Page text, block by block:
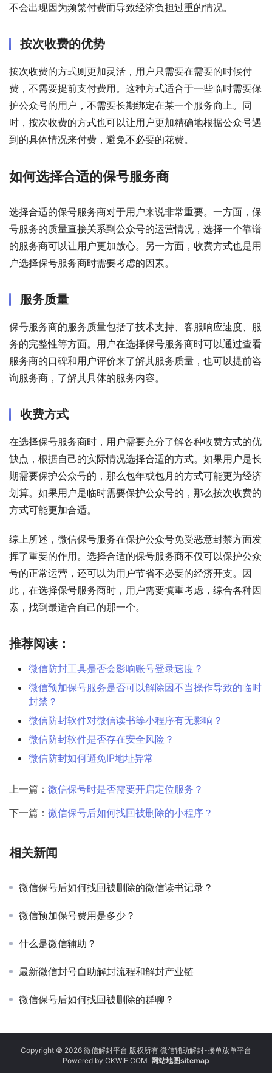
不会出现因为频繁付费而导致经济负担过重的情况。
按次收费的优势
按次收费的方式则更加灵活，用户只需要在需要的时候付
费，不需要提前支付费用。这种方式适合于一些临时需要保
护公众号的用户，不需要长期绑定在某一个服务商上。同
时，按次收费的方式也可以让用户更加精确地根据公众号遇
到的具体情况来付费，避免不必要的花费。
如何选择合适的保号服务商
选择合适的保号服务商对于用户来说非常重要。一方面，保
号服务的质量直接关系到公众号的运营情况，选择一个靠谱
的服务商可以让用户更加放心。另一方面，收费方式也是用
户选择保号服务商时需要考虑的因素。
服务质量
保号服务商的服务质量包括了技术支持、客服响应速度、服
务的完整性等方面。用户在选择保号服务商时可以通过查看
服务商的口碑和用户评价来了解其服务质量，也可以提前咨
询服务商，了解其具体的服务内容。
收费方式
在选择保号服务商时，用户需要充分了解各种收费方式的优
缺点，根据自己的实际情况选择合适的方式。如果用户是长
期需要保护公众号的，那么包年或包月的方式可能更为经济
划算。如果用户是临时需要保护公众号的，那么按次收费的
方式可能更加合适。
综上所述，微信保号服务在保护公众号免受恶意封禁方面发
挥了重要的作用。选择合适的保号服务商不仅可以保护公众
号的正常运营，还可以为用户节省不必要的经济开支。因
此，在选择保号服务商时，用户需要慎重考虑，综合各种因
素，找到最适合自己的那一个。
推荐阅读：
微信防封工具是否会影响账号登录速度？
微信预加保号服务是否可以解除因不当操作导致的临时
封禁？
微信防封软件对微信读书等小程序有无影响？
微信防封软件是否存在安全风险？
微信防封如何避免IP地址异常
上一篇： 微信保号时是否需要开启定位服务？
下一篇： 微信保号后如何找回被删除的小程序？
相关新闻
微信保号后如何找回被删除的微信读书记录？
微信预加保号费用是多少？
什么是微信辅助？
最新微信封号自助解封流程和解封产业链
微信保号后如何找回被删除的群聊？
Copyright © 2026 微信解封平台 版权所有 微信辅助解封-接单放单平台
Powered by CKWIE.COM 网站地图sitemap